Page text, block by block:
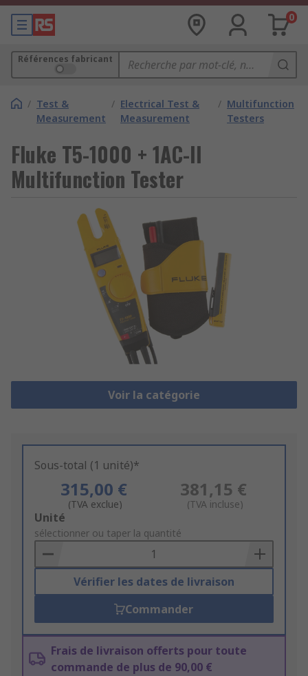
0
Références fabricant
/ Test &
Measurement
/ Electrical Test &
Measurement
/ Multifunction
Testers
Fluke T5-1000 + 1AC-II
Multifunction Tester
Voir la catégorie
Sous-total (1 unité)*
315,00 €
(TVA exclue)
381,15 €
(TVA incluse)
Add
to
Basket
Unité
sélectionner ou taper la quantité
Vérifier les dates de livraison
Commander
Frais de livraison offerts pour toute
commande de plus de 90,00 €